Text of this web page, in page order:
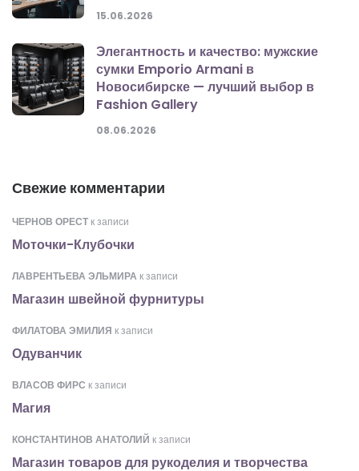
15.06.2026
Элегантность и качество: мужские
сумки Emporio Armani в
Новосибирске — лучший выбор в
Fashion Gallery
08.06.2026
Свежие комментарии
ЧЕРНОВ ОРЕСТ к записи
Моточки-Клубочки
ЛАВРЕНТЬЕВА ЭЛЬМИРА к записи
Магазин швейной фурнитуры
ФИЛАТОВА ЭМИЛИЯ к записи
Одуванчик
ВЛАСОВ ФИРС к записи
Магия
КОНСТАНТИНОВ АНАТОЛИЙ к записи
Магазин товаров для рукоделия и творчества